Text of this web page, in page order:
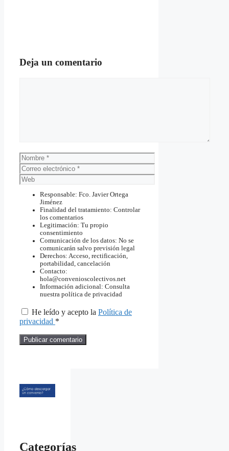
Deja un comentario
Nombre
Correo
electrónico
Web
Responsable: Fco. Javier Ortega
Jiménez
Finalidad del tratamiento: Controlar
los comentarios
Legitimación: Tu propio
consentimiento
Comunicación de los datos: No se
comunicarán salvo previsión legal
Derechos: Acceso, rectificación,
portabilidad, cancelación
Contacto:
hola@convenioscolectivos.net
Información adicional: Consulta
nuestra política de privacidad
He leído y acepto la Política de
privacidad *
Categorías